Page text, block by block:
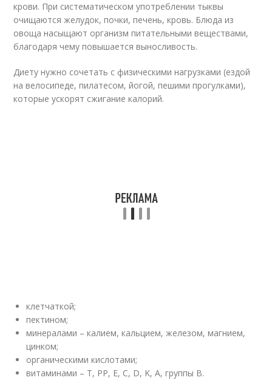
крови. При систематическом употреблении тыквы
очищаются желудок, почки, печень, кровь. Блюда из
овоща насыщают организм питательными веществами,
благодаря чему повышается выносливость.
Диету нужно сочетать с физическими нагрузками (ездой
на велосипеде, пилатесом, йогой, пешими прогулками),
которые ускорят сжигание калорий.
клетчаткой;
пектином;
минералами – калием, кальцием, железом, магнием,
цинком;
органическими кислотами;
витаминами – T, PP, E, C, D, K, A, группы B.